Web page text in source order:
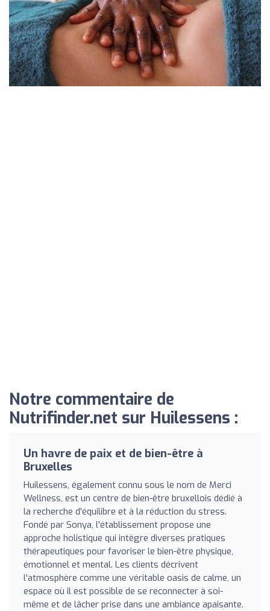
Notre commentaire de
Nutrifinder.net sur Huilessens :
Un havre de paix et de bien-être à
Bruxelles
Huilessens, également connu sous le nom de Merci
Wellness, est un centre de bien-être bruxellois dédié à
la recherche d'équilibre et à la réduction du stress.
Fondé par Sonya, l'établissement propose une
approche holistique qui intègre diverses pratiques
thérapeutiques pour favoriser le bien-être physique,
émotionnel et mental. Les clients décrivent
l'atmosphère comme une véritable oasis de calme, un
espace où il est possible de se reconnecter à soi-
même et de lâcher prise dans une ambiance apaisante.